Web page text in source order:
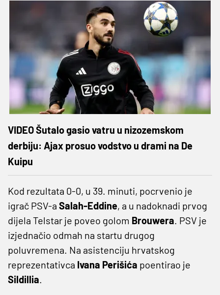
VIDEO Šutalo gasio vatru u nizozemskom
derbiju: Ajax prosuo vodstvo u drami na De
Kuipu
Kod rezultata 0-0, u 39. minuti, pocrvenio je
igrač PSV-a Salah-Eddine, a u nadoknadi prvog
dijela Telstar je poveo golom Brouwera. PSV je
izjednačio odmah na startu drugog
poluvremena. Na asistenciju hrvatskog
reprezentativca Ivana Perišića poentirao je
Sildillia.